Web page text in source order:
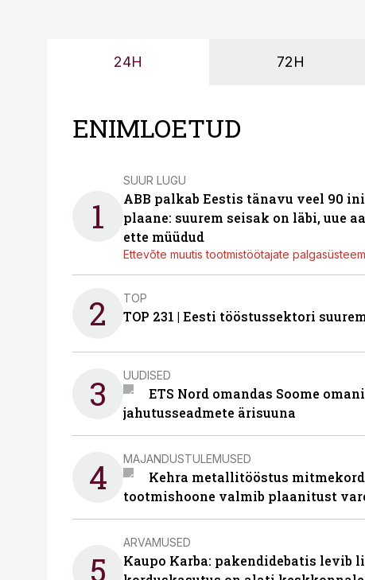
24H 72H
ENIMLOETUD
1
SUUR LUGU
ABB palkab Eestis tänavu veel 90
plaane: suurem seisak on läbi, uue
ette müüdud
Ettevõte muutis tootmistöötajate
2 TOP
TOP 231 | Eesti tööstussektori
3 UUDISED
ETS Nord omandas Soome
jahutusseadmete ärisuuna
4 MAJANDUSTULEMUSED
Kehra metallitööstus
tootmishoone valmib plaanitust
5
ARVAMUSED
Kaupo Karba: pakendidebatis levib